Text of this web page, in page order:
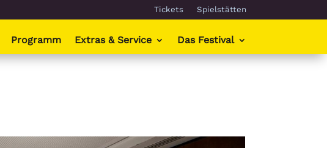
Tickets Spielstätten
Programm Extras & Service Das Festival